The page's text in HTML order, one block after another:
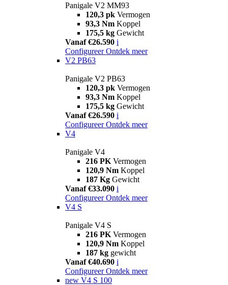
Panigale V2 MM93
120,3 pk Vermogen
93,3 Nm Koppel
175,5 kg Gewicht
Vanaf €26.590 i
Configureer Ontdek meer
V2 PB63
Panigale V2 PB63
120,3 pk Vermogen
93,3 Nm Koppel
175,5 kg Gewicht
Vanaf €26.590 i
Configureer Ontdek meer
V4
Panigale V4
216 PK Vermogen
120,9 Nm Koppel
187 Kg Gewicht
Vanaf €33.090 i
Configureer Ontdek meer
V4 S
Panigale V4 S
216 PK Vermogen
120,9 Nm Koppel
187 kg gewicht
Vanaf €40.690 i
Configureer Ontdek meer
new V4 S 100